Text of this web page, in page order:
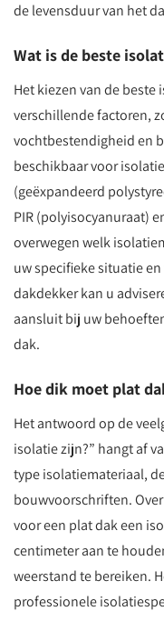
de levensduur van het
Wat is de beste
Het kiezen van de
verschillende factoren,
vochtbestendigheid en
beschikbaar voor
(geëxpandeerd
PIR (polyisocyanuraat)
overwegen welk
uw specifieke situatie
dakdekker kan u
aansluit bij uw
dak.
Hoe dik moet plat
Het antwoord op de
isolatie zijn?” hangt af
type isolatiemateriaal,
bouwvoorschriften.
voor een plat dak een
centimeter aan te
weerstand te bereiken.
professionele